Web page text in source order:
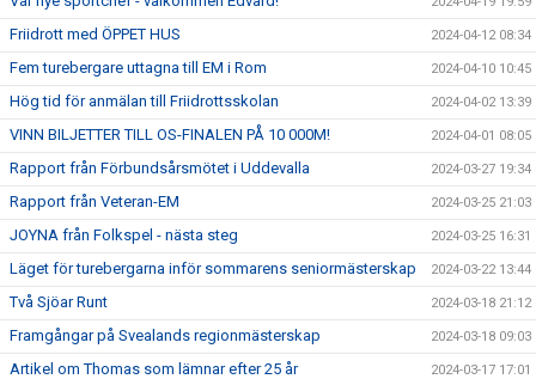
Friidrott med ÖPPET HUS 2024-04-12 08:34
Fem turebergare uttagna till EM i Rom 2024-04-10 10:45
Hög tid för anmälan till Friidrottsskolan 2024-04-02 13:39
VINN BILJETTER TILL OS-FINALEN PÅ 10 000M! 2024-04-01 08:05
Rapport från Förbundsårsmötet i Uddevalla 2024-03-27 19:34
Rapport från Veteran-EM 2024-03-25 21:03
JOYNA från Folkspel - nästa steg 2024-03-25 16:31
Läget för turebergarna inför sommarens seniormästerskap 2024-03-22 13:44
Två Sjöar Runt 2024-03-18 21:12
Framgångar på Svealands regionmästerskap 2024-03-18 09:03
Artikel om Thomas som lämnar efter 25 år 2024-03-17 17:01